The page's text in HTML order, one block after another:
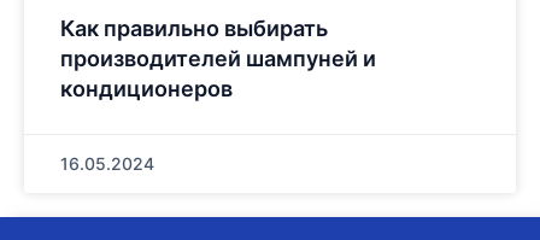
Как правильно выбирать
производителей шампуней и
кондиционеров
16.05.2024